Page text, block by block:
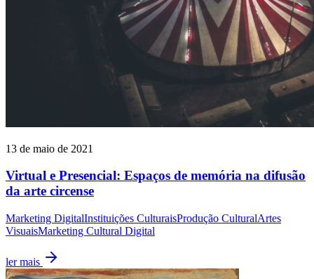
13 de maio de 2021
Virtual e Presencial: Espaços de memória na difusão
da arte circense
Marketing DigitalInstituições CulturaisProdução CulturalArtes
VisuaisMarketing Cultural Digital
ler mais